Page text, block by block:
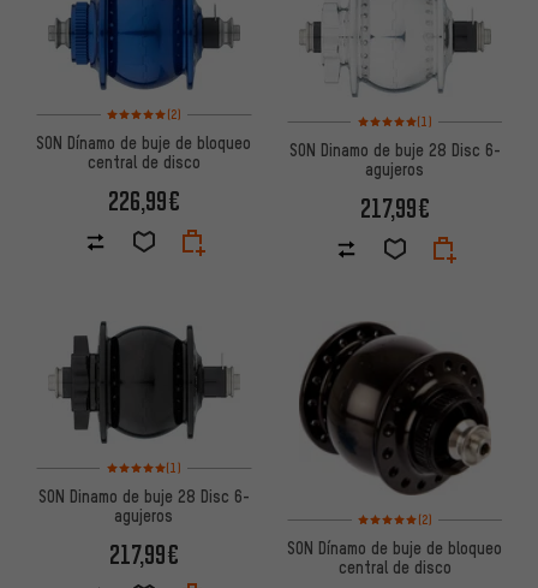
Valoración media: 5 de 5 basada en 2 reseñas
(2)
SON Dínamo de buje de bloqueo
central de disco
226,99€
Valoración media: 5 de 5
(1)
SON Dinamo de buje 28 Disc 6-
agujeros
217,99€
Valoración media: 5 de 5 basada en 1 reseñas
(1)
SON Dinamo de buje 28 Disc 6-
agujeros
217,99€
Valoración media: 5 de 5
(2)
SON Dínamo de buje de bloqueo
central de disco